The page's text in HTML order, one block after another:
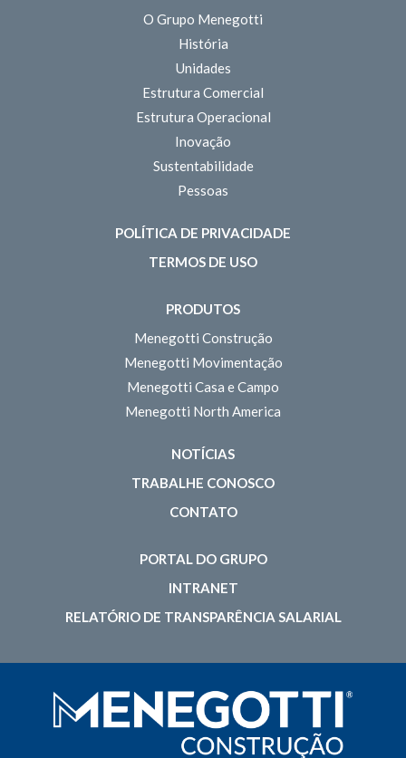
O Grupo Menegotti
História
Unidades
Estrutura Comercial
Estrutura Operacional
Inovação
Sustentabilidade
Pessoas
POLÍTICA DE PRIVACIDADE
TERMOS DE USO
PRODUTOS
Menegotti Construção
Menegotti Movimentação
Menegotti Casa e Campo
Menegotti North America
NOTÍCIAS
TRABALHE CONOSCO
CONTATO
PORTAL DO GRUPO
INTRANET
RELATÓRIO DE TRANSPARÊNCIA SALARIAL